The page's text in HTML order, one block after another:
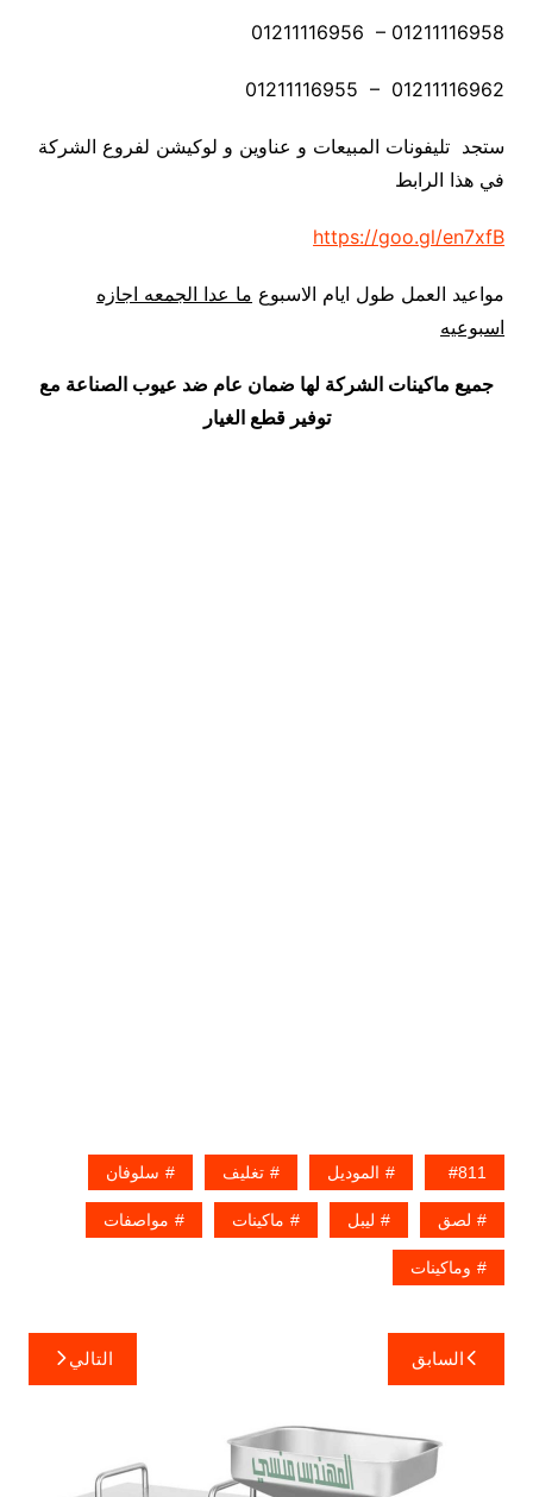
01211116956 – 01211116958
01211116955 – 01211116962
ستجد تليفونات المبيعات و عناوين و لوكيشن لفروع الشركة
في هذا الرابط
https://goo.gl/en7xfB
مواعيد العمل طول ايام الاسبوع ما عدا الجمعه اجازه
اسبوعيه
جميع ماكينات الشركة لها ضمان عام ضد عيوب الصناعة مع
توفير قطع الغيار
811 الموديل تغليف سلوفان
لصق ليبل ماكينات مواصفات
وماكينات
تصفّح
المقالات
السابق التالي